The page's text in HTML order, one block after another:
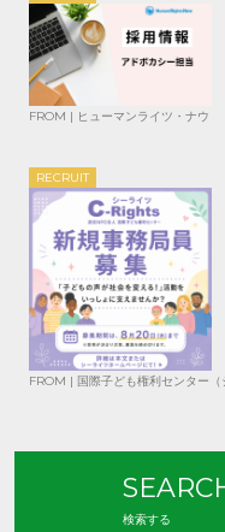
FROM | ヒューマンライツ・ナウ
RECRUIT
FROM | 国際子ども権利センター（
検索する